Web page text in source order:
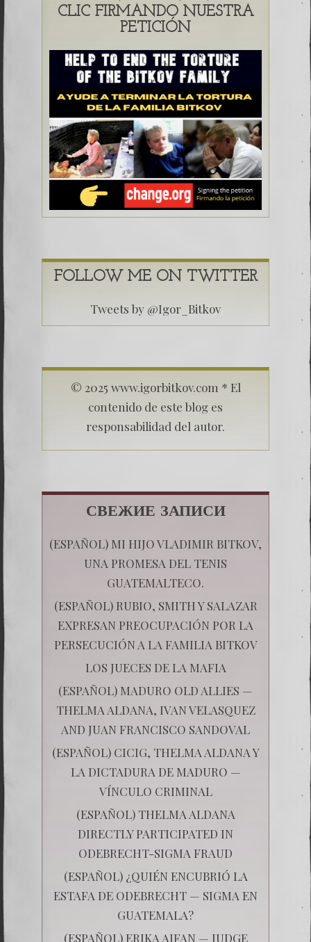
CLIC FIRMANDO NUESTRA
PETICIÓN
FOLLOW ME ON TWITTER
Tweets by @Igor_Bitkov
© 2025 www.igorbitkov.com * El
contenido de este blog es
responsabilidad del autor.
СВЕЖИЕ ЗАПИСИ
(ESPAÑOL) MI HIJO VLADIMIR BITKOV,
UNA PROMESA DEL TENIS
GUATEMALTECO.
(ESPAÑOL) RUBIO, SMITH Y SALAZAR
EXPRESAN PREOCUPACIÓN POR LA
PERSECUCIÓN A LA FAMILIA BITKOV
LOS JUECES DE LA MAFIA
(ESPAÑOL) MADURO OLD ALLIES —
THELMA ALDANA, IVAN VELASQUEZ
AND JUAN FRANCISCO SANDOVAL
(ESPAÑOL) CICIG, THELMA ALDANA Y
LA DICTADURA DE MADURO —
VÍNCULO CRIMINAL
(ESPAÑOL) THELMA ALDANA
DIRECTLY PARTICIPATED IN
ODEBRECHT-SIGMA FRAUD
(ESPAÑOL) ¿QUIÉN ENCUBRIÓ LA
ESTAFA DE ODEBRECHT — SIGMA EN
GUATEMALA?
(ESPAÑOL) ERIKA AIFAN — JUDGE